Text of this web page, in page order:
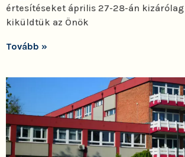
értesítéseket április 27-28-án
kiküldtük az Önök
Tovább »